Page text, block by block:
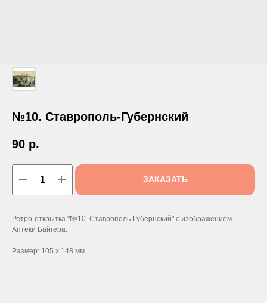
№10. Ставрополь-Губернский
90 р.
ЗАКАЗАТЬ
Ретро-открытка "№10. Ставрополь-Губернский" с изображением
Аптеки Байгера.
Размер: 105 х 148 мм.